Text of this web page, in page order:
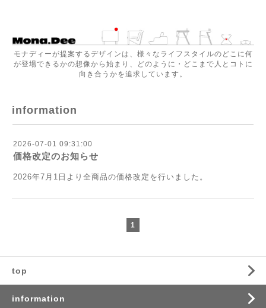
モナディーが提案するデザインは、様々なライフスタイルのどこに何
が登場できるかの想像から始まり、どのように・どこまで人とコトに
向き合うかを追求しています。
information
2026-07-01 09:31:00
価格改定のお知らせ
2026年7月1日より全商品の価格改定を行いました。
1
top
information